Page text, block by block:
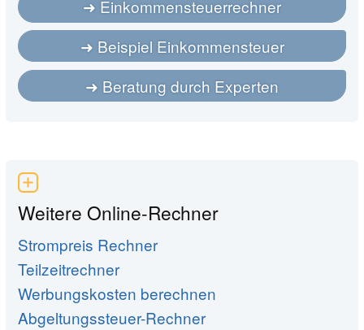
Einkommensteuerrechner
Beispiel Einkommensteuer
Beratung durch Experten
Weitere Online-Rechner
Strompreis Rechner
Teilzeitrechner
Werbungskosten berechnen
Abgeltungssteuer-Rechner